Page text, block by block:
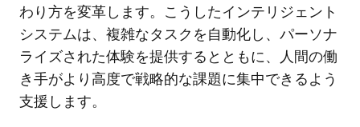
わり方を変革します。こうしたインテリジェント
システムは、複雑なタスクを自動化し、パーソナ
ライズされた体験を提供するとともに、人間の働
き手がより高度で戦略的な課題に集中できるよう
支援します。